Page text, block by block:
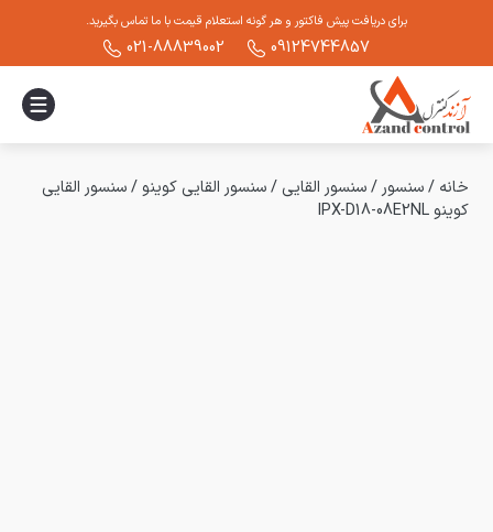
برای دریافت پیش فاکتور و هر گونه استعلام قیمت با ما تماس بگیرید.
09124744857
021-88839002
خانه /سنسور /سنسور القایی /سنسور القایی کوینو /سنسور القایی
کوینو IPX-D18-08E2NL